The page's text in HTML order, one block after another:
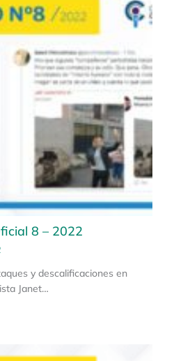
8 – 2022
y descalificaciones en
Janet…